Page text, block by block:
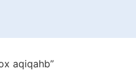
aqiqahb”